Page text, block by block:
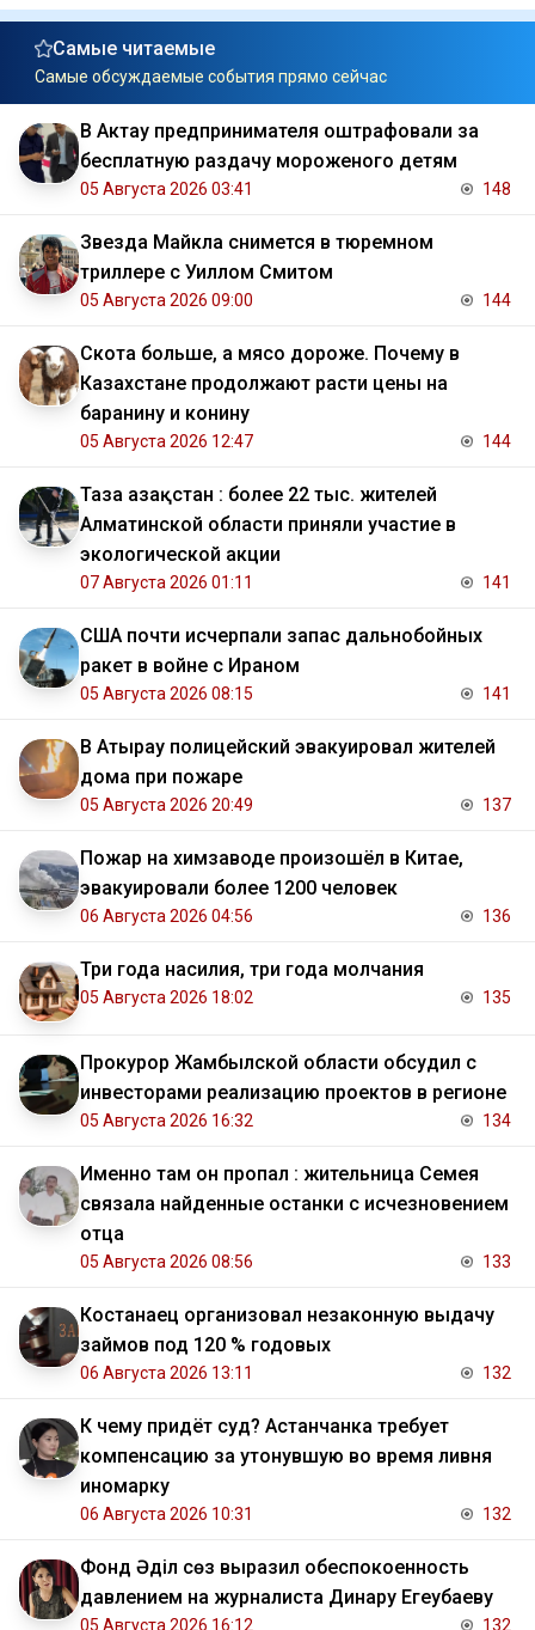
Самые читаемые
Самые обсуждаемые события прямо сейчас
В Актау предпринимателя оштрафовали за
бесплатную раздачу мороженого детям
05 Августа 2026 03:41 148
Звезда Майкла снимется в тюремном
триллере с Уиллом Смитом
05 Августа 2026 09:00 144
Скота больше, а мясо дороже. Почему в
Казахстане продолжают расти цены на
баранину и конину
05 Августа 2026 12:47 144
Таза Қазақстан : более 22 тыс. жителей
Алматинской области приняли участие в
экологической акции
07 Августа 2026 01:11 141
США почти исчерпали запас дальнобойных
ракет в войне с Ираном
05 Августа 2026 08:15 141
В Атырау полицейский эвакуировал жителей
дома при пожаре
05 Августа 2026 20:49 137
Пожар на химзаводе произошёл в Китае,
эвакуировали более 1200 человек
06 Августа 2026 04:56 136
Три года насилия, три года молчания
05 Августа 2026 18:02 135
Прокурор Жамбылской области обсудил с
инвесторами реализацию проектов в регионе
05 Августа 2026 16:32 134
Именно там он пропал : жительница Семея
связала найденные останки с исчезновением
отца
05 Августа 2026 08:56 133
Костанаец организовал незаконную выдачу
займов под 120 % годовых
06 Августа 2026 13:11 132
К чему придёт суд? Астанчанка требует
компенсацию за утонувшую во время ливня
иномарку
06 Августа 2026 10:31 132
Фонд Әділ сөз выразил обеспокоенность
давлением на журналиста Динару Егеубаеву
05 Августа 2026 16:12 132